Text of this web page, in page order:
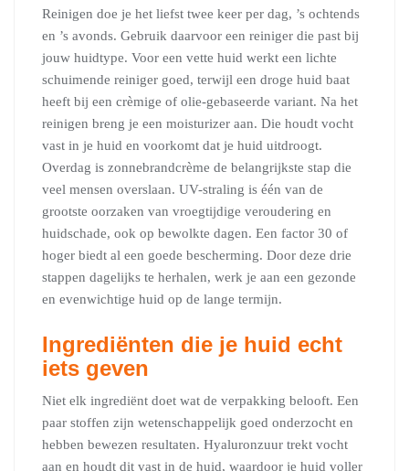
Reinigen doe je het liefst twee keer per dag, ’s ochtends
en ’s avonds. Gebruik daarvoor een reiniger die past bij
jouw huidtype. Voor een vette huid werkt een lichte
schuimende reiniger goed, terwijl een droge huid baat
heeft bij een crèmige of olie-gebaseerde variant. Na het
reinigen breng je een moisturizer aan. Die houdt vocht
vast in je huid en voorkomt dat je huid uitdroogt.
Overdag is zonnebrandcrème de belangrijkste stap die
veel mensen overslaan. UV-straling is één van de
grootste oorzaken van vroegtijdige veroudering en
huidschade, ook op bewolkte dagen. Een factor 30 of
hoger biedt al een goede bescherming. Door deze drie
stappen dagelijks te herhalen, werk je aan een gezonde
en evenwichtige huid op de lange termijn.
Ingrediënten die je huid echt
iets geven
Niet elk ingrediënt doet wat de verpakking belooft. Een
paar stoffen zijn wetenschappelijk goed onderzocht en
hebben bewezen resultaten. Hyaluronzuur trekt vocht
aan en houdt dit vast in de huid, waardoor je huid voller